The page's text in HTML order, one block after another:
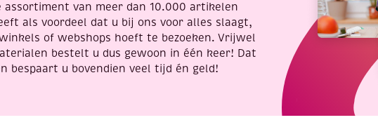
van meer dan 10.000 artikelen
als voordeel dat u bij ons voor alles slaagt,
of webshops hoeft te bezoeken. Vrijwel
bestelt u dus gewoon in één keer! Dat
bespaart u bovendien veel tijd én geld!